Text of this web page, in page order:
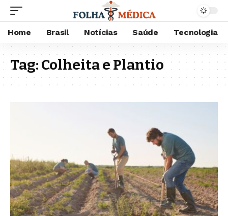
Home Brasil Notícias Saúde Tecnologia
Tag:Colheita e Plantio